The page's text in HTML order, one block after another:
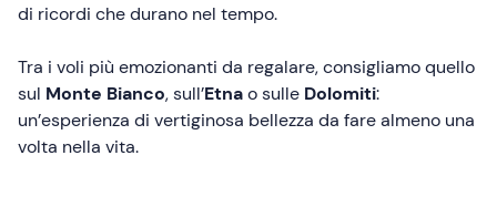
di ricordi che durano nel tempo.
Tra i voli più emozionanti da regalare, consigliamo quello
sul Monte Bianco, sull’Etnao sulle Dolomiti:
un’esperienza di vertiginosa bellezza da fare almeno una
volta nella vita.